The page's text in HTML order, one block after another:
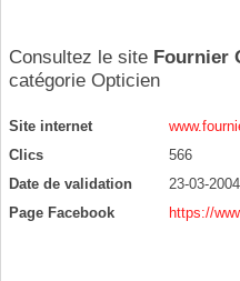
Consultez le site Fournier
catégorie Opticien
Site internet
Clics
566
Date de validation
23-03-2004
Page Facebook
https://